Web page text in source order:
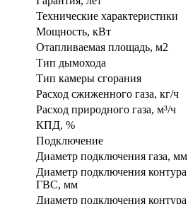
Технические характеристики
Мощность, кВт
Отапливаемая площадь, м2
Тип дымохода
Тип камеры сгорания
Расход сжиженного газа, кг/ч
Расход природного газа, м³/ч
КПД, %
Подключение
Диаметр подключения газа, мм
Диаметр подключения контура
ГВС, мм
Диаметр подключения контура